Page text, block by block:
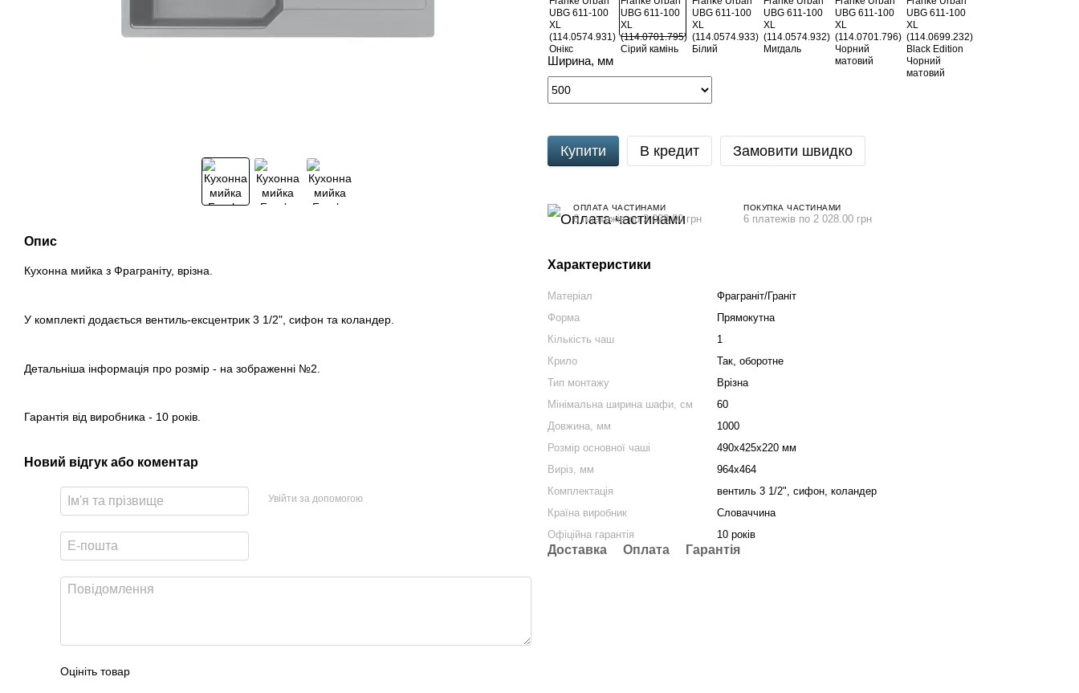
Опис
Кухонна мийка з Фраграніту, врізна.
У комплекті додається вентиль-ексцентрик 3 1/2", сифон та коландер.
Детальніша інформація про розмір - на зображенні №2.
Гарантія від виробника - 10 років.
Новий відгук або коментар
Увійти за допомогою
Оцініть товар
Ширина, мм
Купити В кредит Замовити швидко
ОПЛАТА ЧАСТИНАМИ
6 платежів по 2 028.00 грн
ПОКУПКА ЧАСТИНАМИ
6 платежів по 2 028.00 грн
Характеристики
Матеріал
Фраграніт/Граніт
Форма
Прямокутна
Кількість чаш
1
Крило
Так, оборотне
Тип монтажу
Врізна
Мінімальна ширина шафи, cм
60
Довжина, мм
1000
Розмір основної чаші
490х425х220 мм
Виріз, мм
964х464
Комплектація
вентиль 3 1/2", сифон, коландер
Країна виробник
Словаччина
Офіційна гарантія
10 років
Доставка Оплата Гарантія